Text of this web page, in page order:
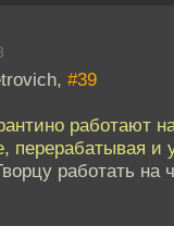
#39
работают
перерабатывая и
работать на